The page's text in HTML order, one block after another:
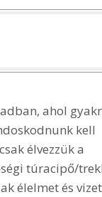
ahol
kell
élvezzük a
túracipő/
élelmet és vizet